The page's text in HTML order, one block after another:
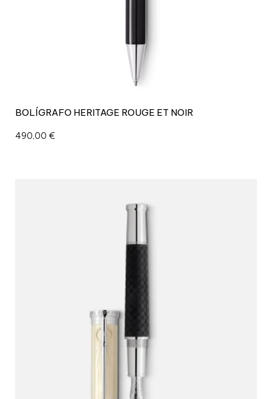
BOLÍGRAFO HERITAGE ROUGE ET NOIR
490,00 €